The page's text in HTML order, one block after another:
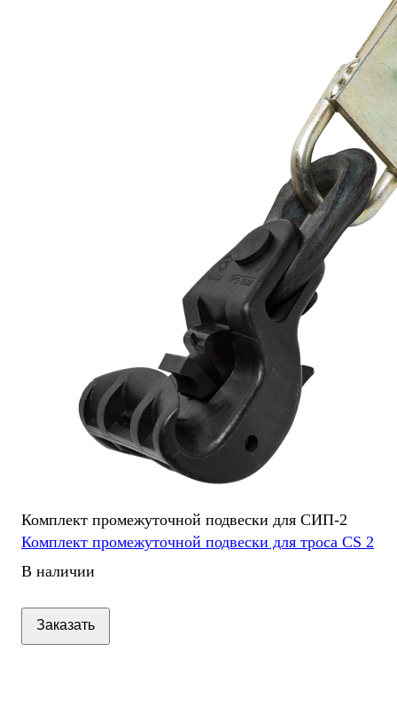
Комплект промежуточной подвески для СИП-2
Комплект промежуточной подвески для троса CS 2
В наличии
Заказать